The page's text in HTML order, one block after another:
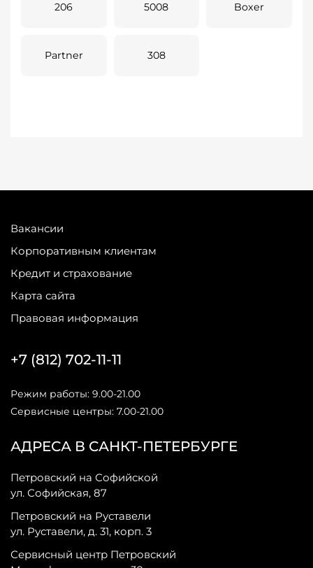
206 5008 Boxer
Partner 308
Вакансии
Корпоративным клиентам
Кредит и страхование
Карта сайта
Правовая информация
АДРЕСА В САНКТ-ПЕТЕРБУРГЕ
Петровский на Софийской
ул. Софийская, 87
Петровский на Руставели
ул. Руставели, д. 31, корп. 3
Сервисный центр Петровский
+7 (812) 702-11-11
Режим работы: 9.00-21.00
Сервисные центры: 7.00-21.00